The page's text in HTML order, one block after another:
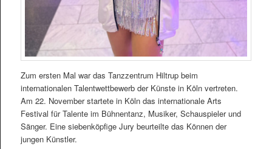
Zum ersten Mal war das Tanzzentrum Hiltrup beim
internationalen Talentwettbewerb der Künste in Köln vertreten.
Am 22. November startete in Köln das internationale Arts
Festival für Talente im Bühnentanz, Musiker, Schauspieler und
Sänger. Eine siebenköpfige Jury beurteilte das Können der
jungen Künstler.